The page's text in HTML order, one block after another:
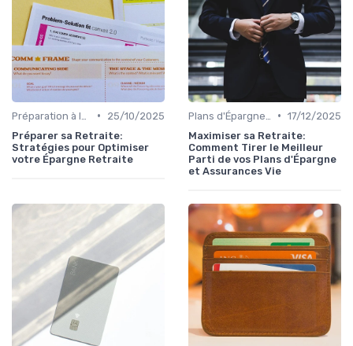
•
25/10/2025
Préparer sa Retraite:
Stratégies pour Optimiser
votre Épargne Retraite
• 17/12/2025
Maximiser sa Retraite:
Comment Tirer le Meilleur
Parti de vos Plans d'Épargne
et Assurances Vie